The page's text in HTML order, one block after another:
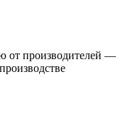
от производителей —